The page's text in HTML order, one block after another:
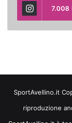
7.008
SportAvellino.it
riproduzione